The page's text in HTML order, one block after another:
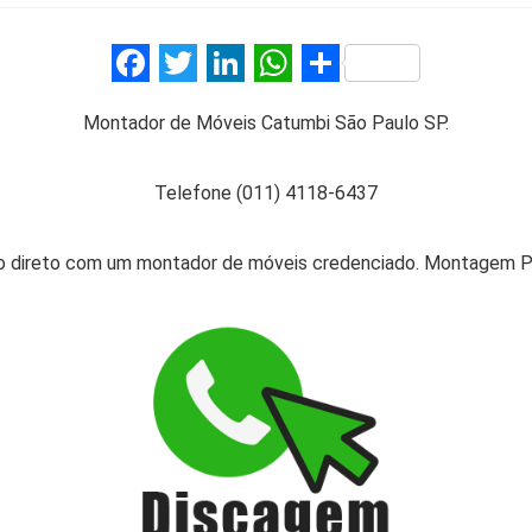
F
ce
b
o
o
T
tt
er
Li
ke
dI
n
W
at
s
A
p
ar
e
Montador de Móveis Catumbi São Paulo SP.
Telefone (011) 4118-6437
direto com um montador de móveis credenciado. Montagem